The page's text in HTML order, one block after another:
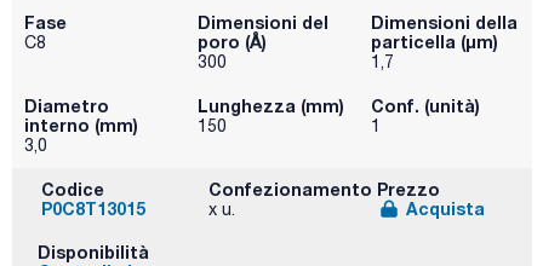
Fase
C8
Dimensioni del
poro (Å)
300
Dimensioni della
particella (μm)
1,7
Diametro
interno (mm)
3,0
Lunghezza (mm)
150
Conf. (unità)
1
Codice
P0C8T13015
Confezionamento
x u.
Prezzo
Acquista
Disponibilità